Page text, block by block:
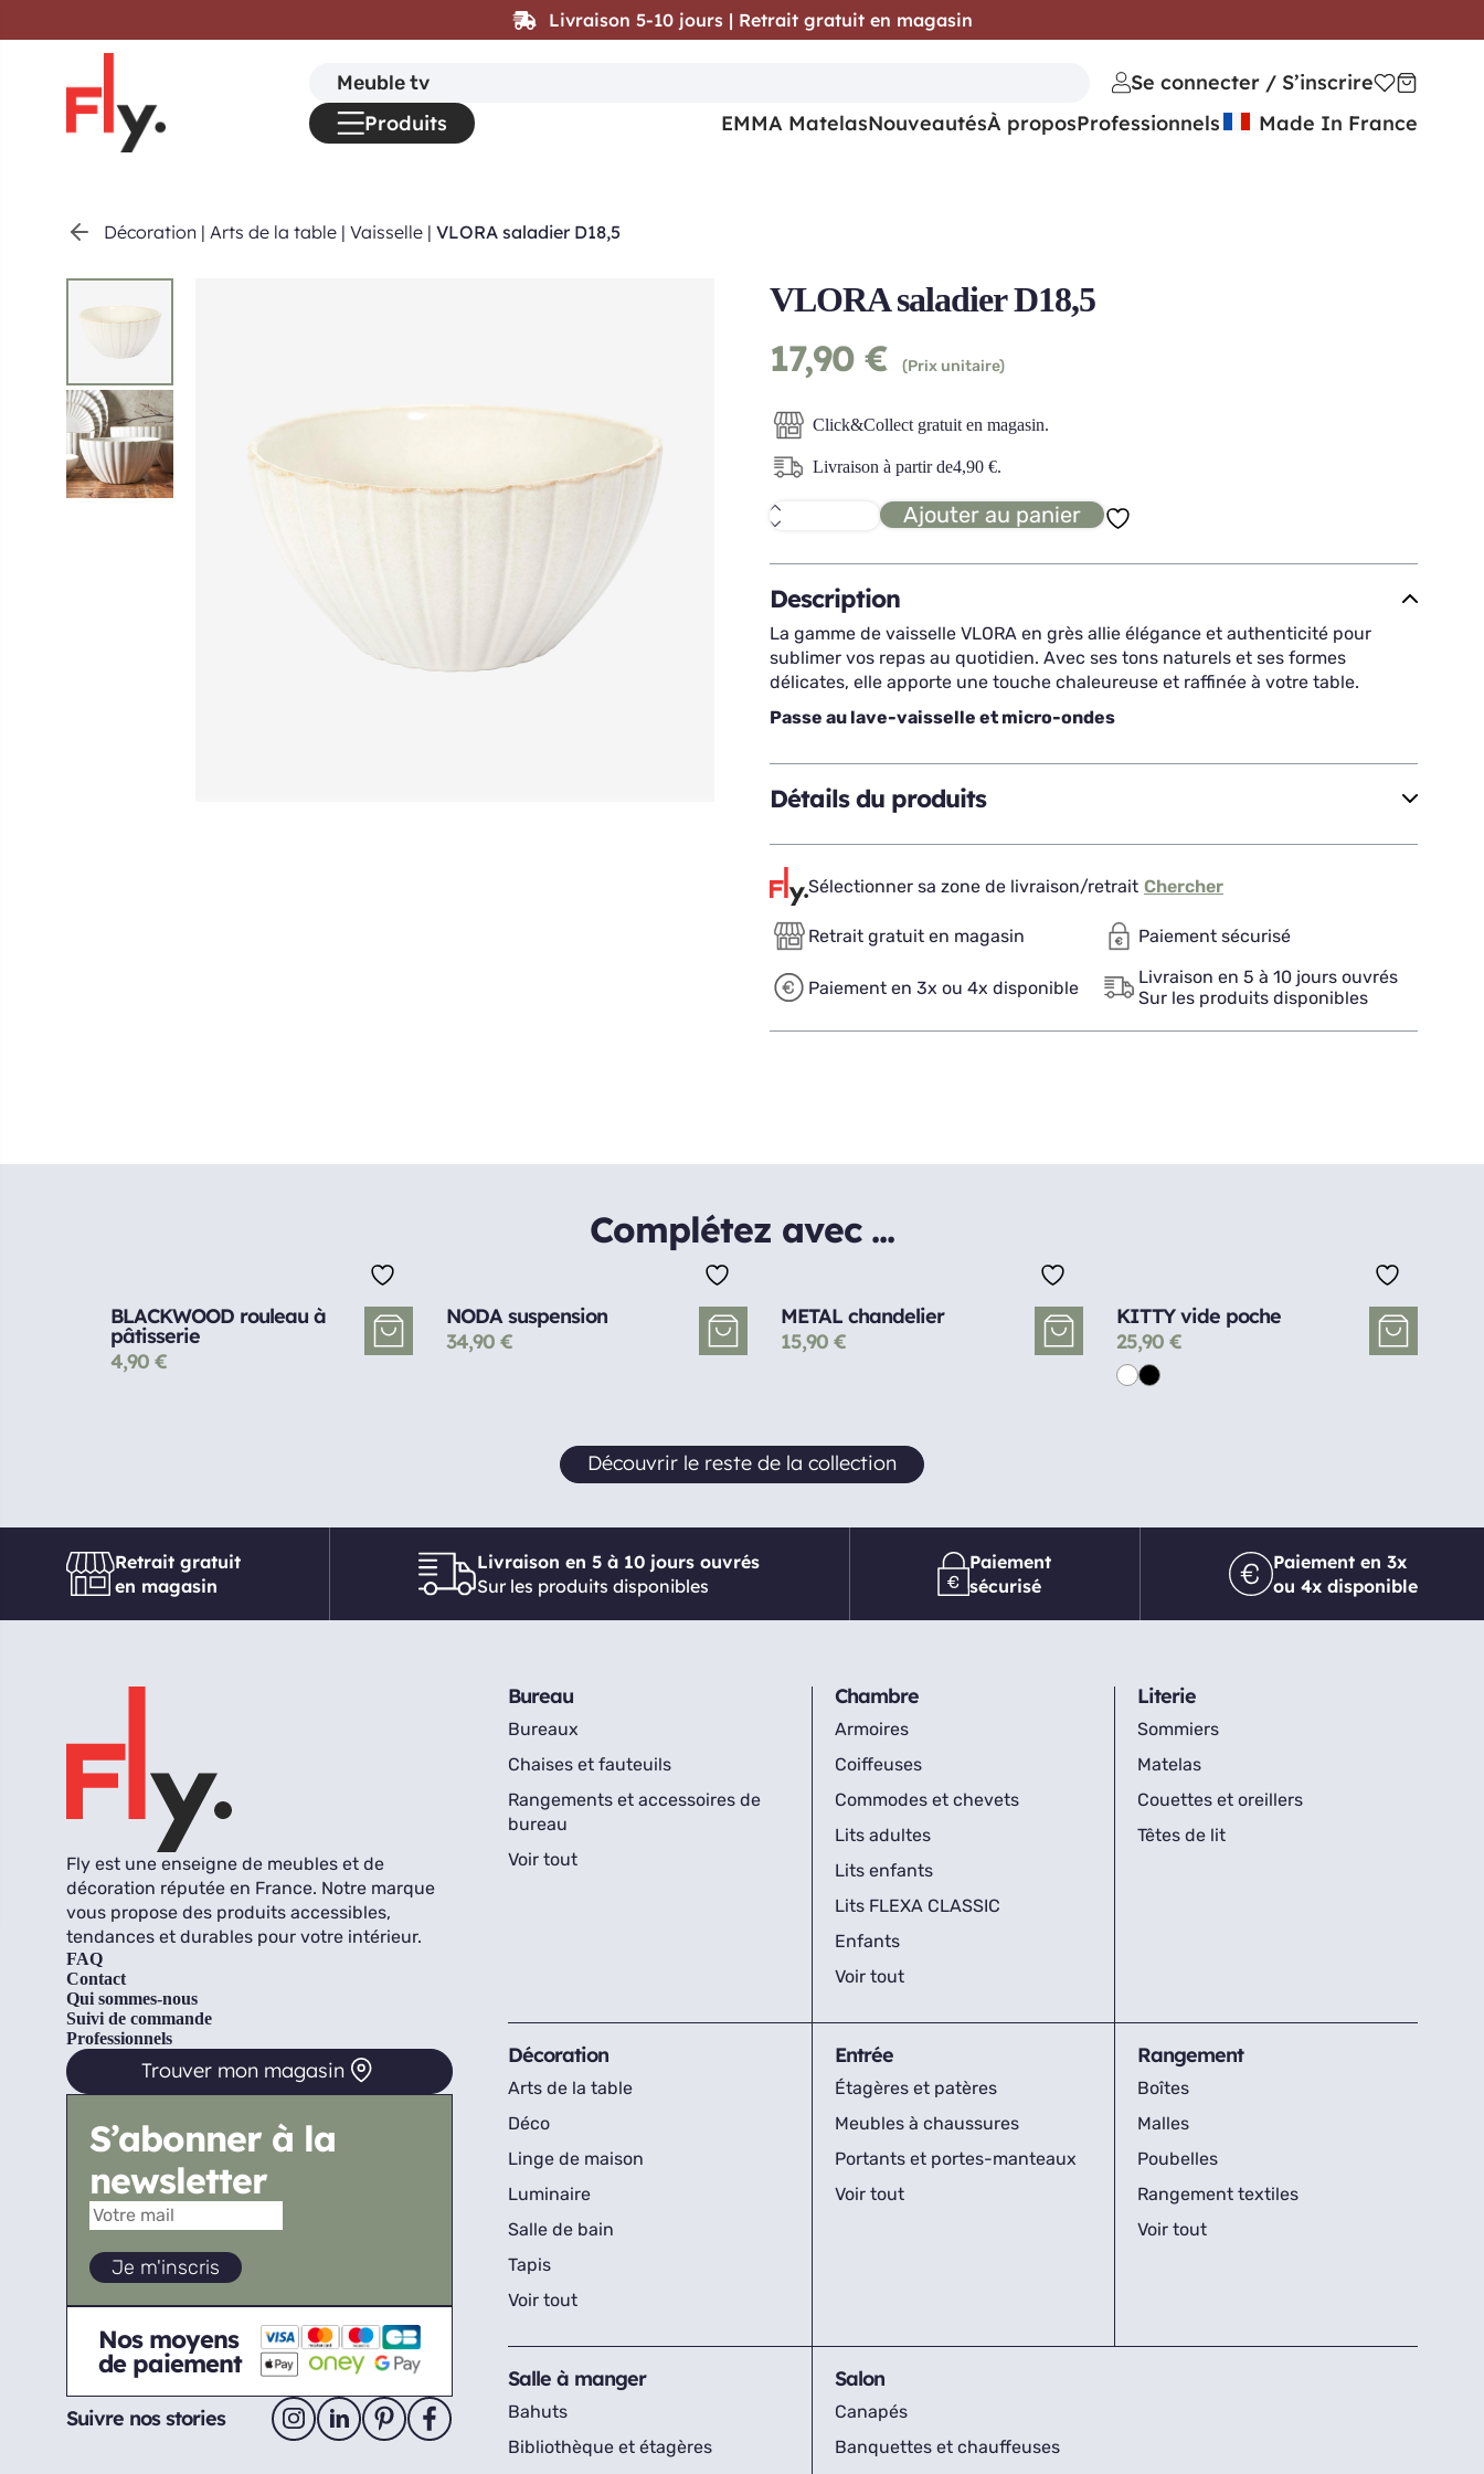
Décoration | Arts de la table | Vaisselle | VLORA saladier D18,5
VLORA saladier D18,5
17,90 € (Prix unitaire)
Click&Collect gratuit en magasin.
Livraison à partir de4,90 €.
quantité
de
saladier
D18,5
Ajouter au panier
Description
La gamme de vaisselle VLORA en grès allie élégance et authenticité pour
sublimer vos repas au quotidien. Avec ses tons naturels et ses formes
délicates, elle apporte une touche chaleureuse et raffinée à votre table.
Passe au lave-vaisselle et micro-ondes
Détails du produits
Sélectionner sa zone de livraison/retrait Chercher
Retrait gratuit en magasin Paiement sécurisé
Paiement en 3x ou 4x disponible
Livraison en 5 à 10 jours ouvrés
Sur les produits disponibles
Complétez avec ...
BLACKWOOD rouleau à
pâtisserie
4,90 €
NODA suspension
34,90 €
METAL chandelier
15,90 €
KITTY vide poche
25,90 €
Découvrir le reste de la collection
Retrait gratuit
en magasin
Livraison en 5 à 10 jours ouvrés
Sur les produits disponibles
Paiement
sécurisé
Paiement en 3x
ou 4x disponible
Fly est une enseigne de meubles et de
décoration réputée en France. Notre marque
vous propose des produits accessibles,
tendances et durables pour votre intérieur.
FAQ
Contact
Qui sommes-nous
Suivi de commande
Professionnels
Trouver mon magasin
S’abonner à la
newsletter
Nos moyens
de paiement
Suivre nos stories
Bureau
Bureaux
Chaises et fauteuils
Rangements et accessoires de
bureau
Voir tout
Chambre
Armoires
Coiffeuses
Commodes et chevets
Lits adultes
Lits enfants
Lits FLEXA CLASSIC
Enfants
Voir tout
Literie
Sommiers
Matelas
Couettes et oreillers
Têtes de lit
Décoration
Arts de la table
Déco
Linge de maison
Luminaire
Salle de bain
Tapis
Voir tout
Entrée
Étagères et patères
Meubles à chaussures
Portants et portes-manteaux
Voir tout
Rangement
Boîtes
Malles
Poubelles
Rangement textiles
Voir tout
Salle à manger
Bahuts
Bibliothèque et étagères
Salon
Canapés
Banquettes et chauffeuses
Livraison 5-10 jours | Retrait gratuit en magasin
Search
for:
Se connecter / S’inscrire
Produits
EMMA MatelasNouveautésÀ proposProfessionnels Made In France